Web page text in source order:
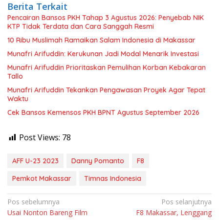
Berita Terkait
Pencairan Bansos PKH Tahap 3 Agustus 2026: Penyebab NIK
KTP Tidak Terdata dan Cara Sanggah Resmi
10 Ribu Muslimah Ramaikan Salam Indonesia di Makassar
Munafri Arifuddin: Kerukunan Jadi Modal Menarik Investasi
Munafri Arifuddin Prioritaskan Pemulihan Korban Kebakaran
Tallo
Munafri Arifuddin Tekankan Pengawasan Proyek Agar Tepat
Waktu
Cek Bansos Kemensos PKH BPNT Agustus September 2026
Post Views: 78
AFF U-23 2023 Danny Pomanto
F8
Pemkot Makassar
Timnas Indonesia
Navigasi
pos
Pos sebelumnya
Usai Nonton Bareng Film
Pos selanjutnya
F8 Makassar, Lenggang